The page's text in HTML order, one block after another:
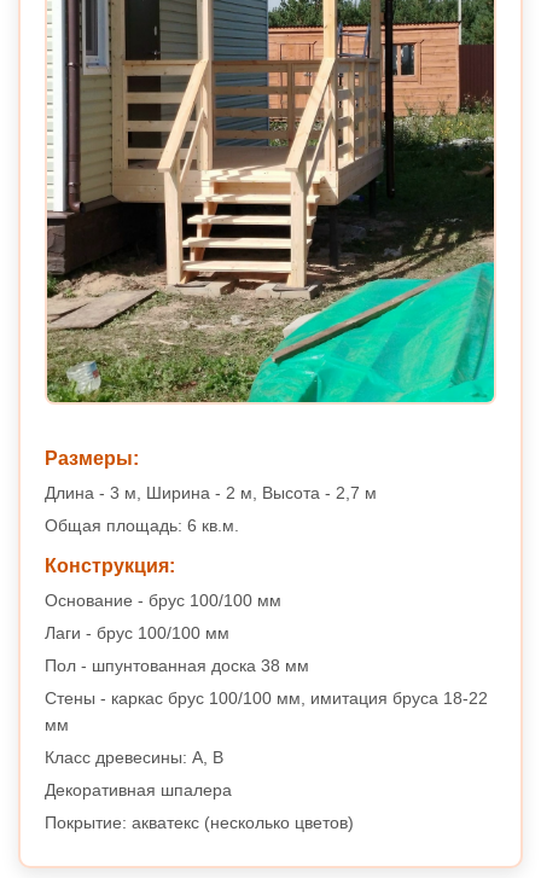
Размеры:
Длина - 3 м, Ширина - 2 м, Высота - 2,7 м
Общая площадь: 6 кв.м.
Конструкция:
Основание - брус 100/100 мм
Лаги - брус 100/100 мм
Пол - шпунтованная доска 38 мм
Стены - каркас брус 100/100 мм, имитация бруса 18-22
мм
Класс древесины: A, B
Декоративная шпалера
Покрытие: акватекс (несколько цветов)